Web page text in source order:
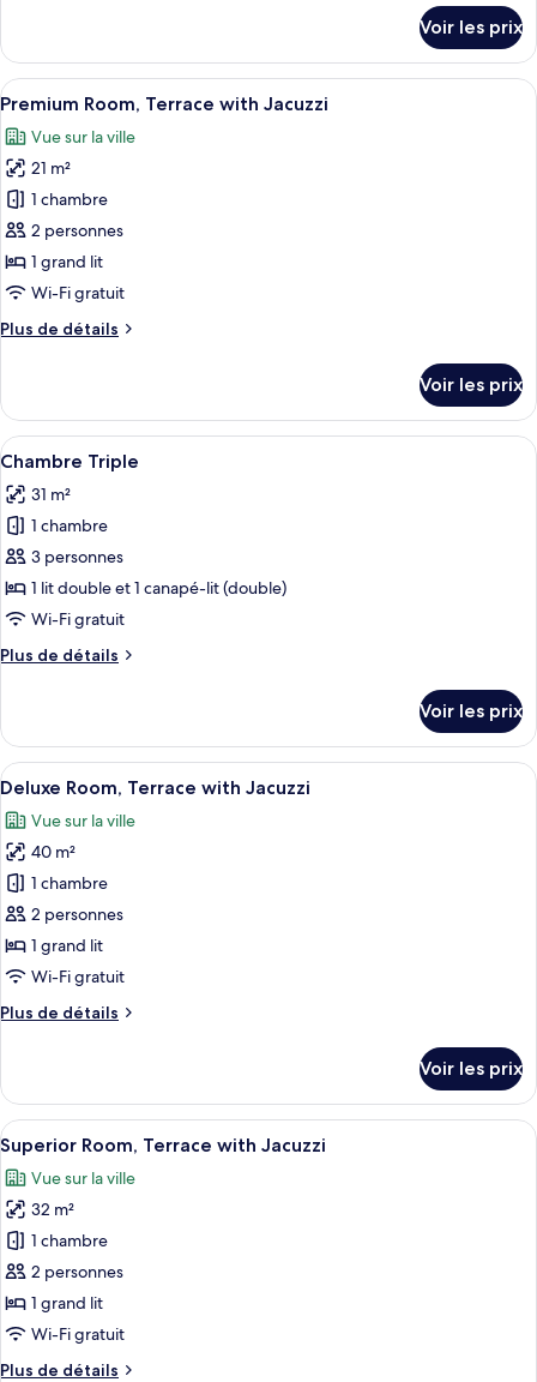
lits
jumeaux
le
type
de
Chambre
avec
lits
jumeaux
Voir les prix
Afficher
toutes
les
photos
pour
ce
type
de
chambre :
Premium
with
Jacuzzi
Une terrasse sur le toit avec un
15
Premium Room, Terrace with Jacuzzi
Vue sur la ville
21 m²
1 chambre
2 personnes
1 grand lit
Wi-Fi gratuit
Plus de détails
Plus
le
type
de
Premium
Room,
Terrace
with
Jacuzzi
Voir les prix
Afficher
toutes
les
photos
pour
ce
type
chambre :
Une chambre d’hôtel moderne
7
Chambre Triple
31 m²
1 chambre
3 personnes
1 lit double et 1 canapé-lit (double)
Wi-Fi gratuit
Plus de détails
Plus
le
type
de
Chambre
Triple
Voir les prix
Afficher
toutes
les
photos
pour
ce
type
de
chambre :
Deluxe
with
Jacuzzi
Une chambre d’hôtel avec un grand
15
Deluxe Room, Terrace with Jacuzzi
Vue sur la ville
40 m²
1 chambre
2 personnes
1 grand lit
Wi-Fi gratuit
Plus de détails
Plus
le
type
de
chambre
Deluxe
Room,
Terrace
with
Jacuzzi
Voir les prix
Afficher
toutes
les
photos
pour
ce
type
de
chambre :
Une chambre d’hôtel moderne,
11
Superior Room, Terrace with Jacuzzi
Vue sur la ville
32 m²
1 chambre
2 personnes
1 grand lit
Wi-Fi gratuit
Plus de détails
Plus